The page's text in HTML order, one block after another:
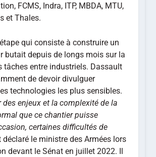
FCMS, Indra, ITP, MBDA, MTU,
et Thales.
qui consiste à construire un
butait depuis de longs mois sur la
tâches entre industriels. Dassault
de devoir divulguer
technologies les plus sensibles.
des enjeux et la complexité de la
que ce chantier puisse
certaines difficultés de
déclaré le ministre des Armées lors
devant le Sénat en juillet 2022. Il